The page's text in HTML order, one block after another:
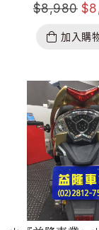
$8,980 $
加入購